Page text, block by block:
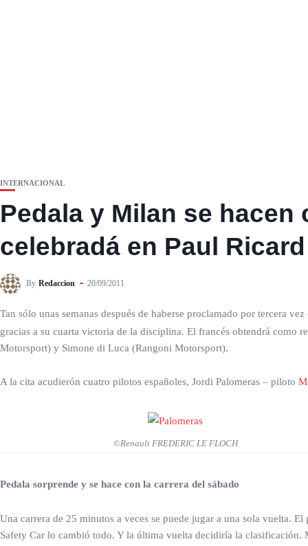
INTERNACIONAL
Pedala y Milan se
celebradá en Paul Ricard
By Redaccion 20/09/2011
Tan sólo unas semanas después de haberse proclamado por tercera
gracias a su cuarta victoria de la disciplina. El francés obtendrá como
Motorsport) y Simone di Luca (Rangoni Motorsport).
A la cita acudierón cuatro pilotos españoles, Jordi Palomeras – piloto
©Renault FREDERIC LE FLOCH
Pedala sorprende y se hace con la carrera del sábado
Una carrera de 25 minutos a veces se puede jugar a una sola vuelta.
Safety Car lo cambió todo. Y la última vuelta decidiría la